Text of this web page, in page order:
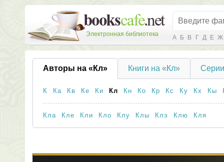
Электронная библиотека А Б В Г Д Е Ж
Авторы на «Кл» Книги на «Кл»
К Ка Кв Ке Ки Кл Кн Ко Кр Кс Ку Кх Кы
Кла Кле Кли Кло Клу Клы Клэ Клю Кля